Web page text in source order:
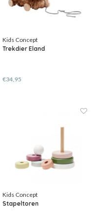
Kids Concept
Trekdier Eland
€34,95
Kids Concept
Stapeltoren